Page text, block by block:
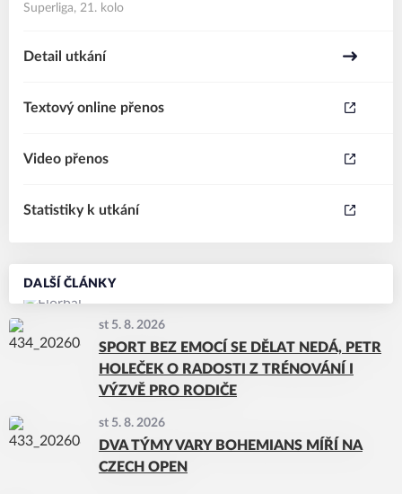
Superliga, 21. kolo
Detail utkání
Textový online přenos
Video přenos
Statistiky k utkání
DALŠÍ ČLÁNKY
st 5. 8. 2026
SPORT BEZ EMOCÍ SE DĚLAT NEDÁ, PETR
HOLEČEK O RADOSTI Z TRÉNOVÁNÍ I
VÝZVĚ PRO RODIČE
st 5. 8. 2026
DVA TÝMY VARY BOHEMIANS MÍŘÍ NA
CZECH OPEN